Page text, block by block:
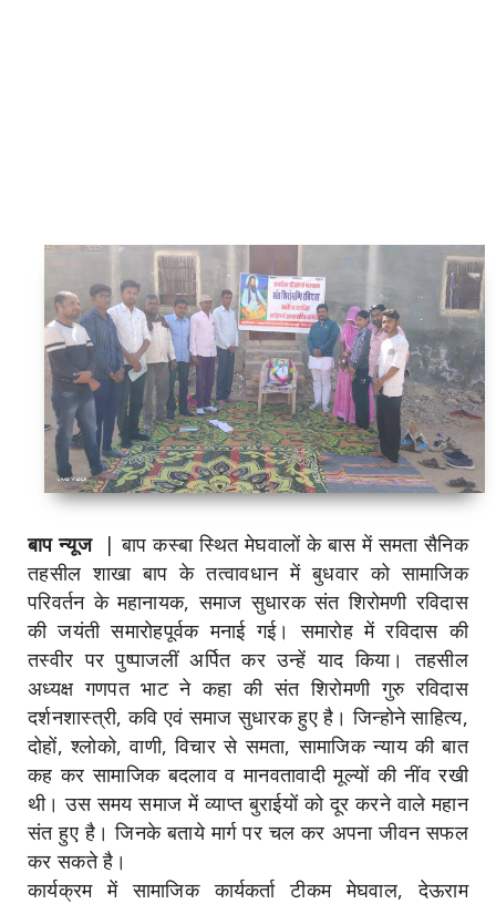
बाप न्यूज| बाप कस्बा स्थित मेघवालों के बास में समता सैनिक
तहसील शाखा बाप के तत्वावधान में बुधवार को सामाजिक
परिवर्तन के महानायक, समाज सुधारक संत शिरोमणी रविदास
की जयंती समारोहपूर्वक मनाई गई। समारोह में रविदास की
तस्वीर पर पुष्पाजलीं अर्पित कर उन्हें याद किया। तहसील
अध्यक्ष गणपत भाट ने कहा की संत शिरोमणी गुरु रविदास
दर्शनशास्त्री, कवि एवं समाज सुधारक हुए है। जिन्होने साहित्य,
दोहों, श्लोको, वाणी, विचार से समता, सामाजिक न्याय की बात
कह कर सामाजिक बदलाव व मानवतावादी मूल्यों की नींव रखी
थी। उस समय समाज में व्याप्त बुराईयों को दूर करने वाले महान
संत हुए है। जिनके बताये मार्ग पर चल कर अपना जीवन सफल
कर सकते है।
कार्यक्रम में सामाजिक कार्यकर्ता टीकम मेघवाल, देऊराम